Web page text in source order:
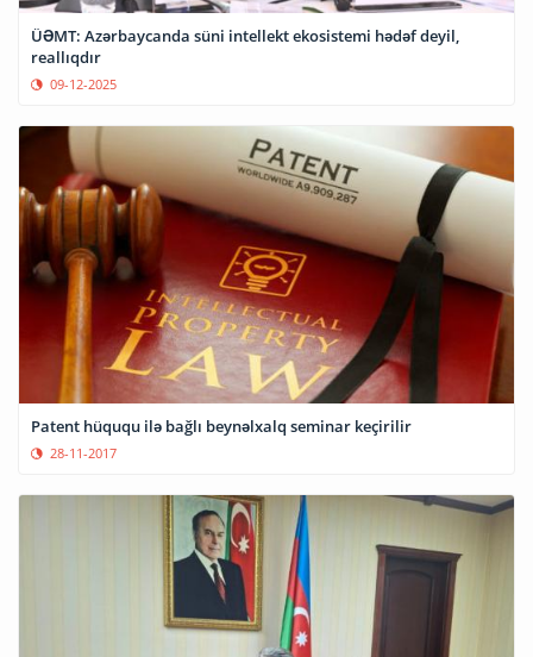
ÜƏMT: Azərbaycanda süni intellekt ekosistemi hədəf deyil,
reallıqdır
09-12-2025
Patent hüququ ilə bağlı beynəlxalq seminar keçirilir
28-11-2017